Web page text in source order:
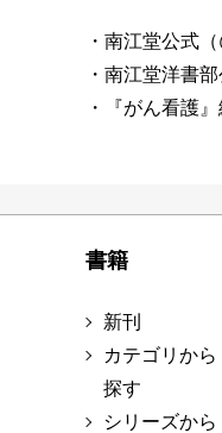
・南江堂公式
・南江堂洋書
・『がん看護
書籍
新刊
カテゴリから
探す
シリーズから